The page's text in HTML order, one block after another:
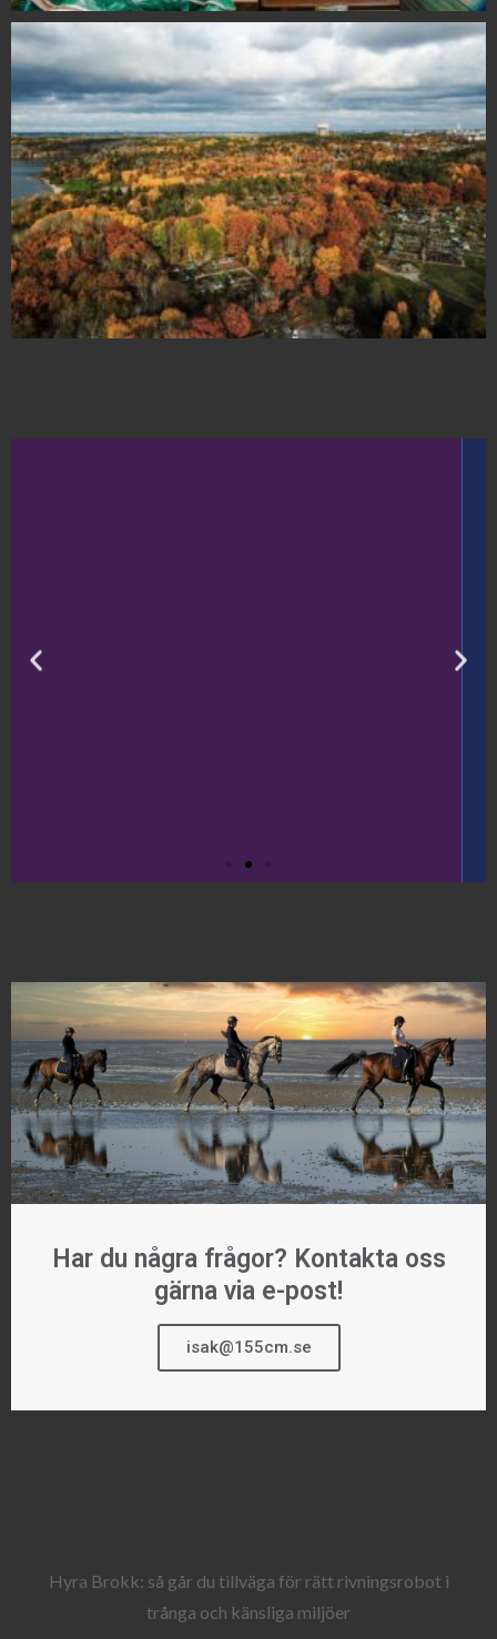
Har du några frågor? Kontakta oss
gärna via e-post!
isak@155cm.se
Hyra Brokk: så går du tillväga för rätt rivningsrobot i
trånga och känsliga miljöer